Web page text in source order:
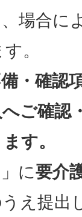
場合に
。
・確認
ご確認
す。
に要介
え提出